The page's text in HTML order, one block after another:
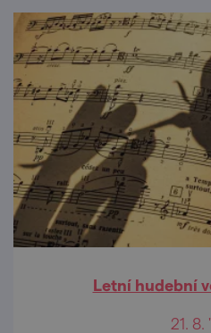
Letní hudební
21. 8.